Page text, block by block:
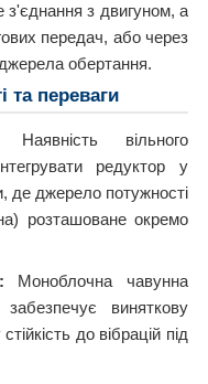
з'єднання з двигуном, а
передач, або через
обертання.
та переваги
Наявність вільного
редуктор у
де джерело потужності
розташоване окремо
Моноблочна чавунна
виняткову
до вібрацій під